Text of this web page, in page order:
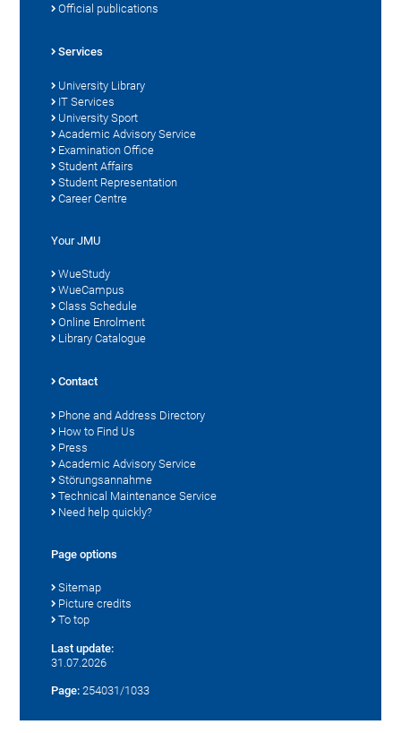
Official publications
Services
University Library
IT Services
University Sport
Academic Advisory Service
Examination Office
Student Affairs
Student Representation
Career Centre
Your JMU
WueStudy
WueCampus
Class Schedule
Online Enrolment
Library Catalogue
Contact
Phone and Address Directory
How to Find Us
Press
Academic Advisory Service
Störungsannahme
Technical Maintenance Service
Need help quickly?
Page options
Sitemap
Picture credits
To top
Last update:
31.07.2026
Page: 254031/1033